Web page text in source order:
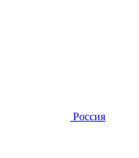
Россия